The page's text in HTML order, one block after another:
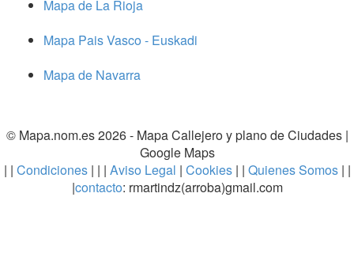
Mapa de La Rioja
Mapa Pais Vasco - Euskadi
Mapa de Navarra
© Mapa.nom.es 2026 - Mapa Callejero y plano de Ciudades|
Google Maps
| | Condiciones| | | Aviso Legal | Cookies | | Quienes Somos | |
|contacto: rmartindz(arroba)gmail.com